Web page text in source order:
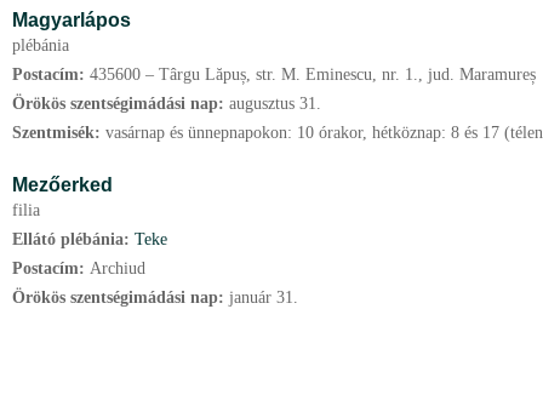
Magyarlápos
plébánia
Postacím: 435600 – Târgu Lăpuș, str. M. Eminescu, nr. 1., jud. Maramureș
Örökös szentségimádási nap: augusztus 31.
Szentmisék: vasárnap és ünnepnapokon: 10 órakor, hétköznap: 8 és 17
Mezőerked
filia
Ellátó plébánia: Teke
Postacím: Archiud
Örökös szentségimádási nap: január 31.